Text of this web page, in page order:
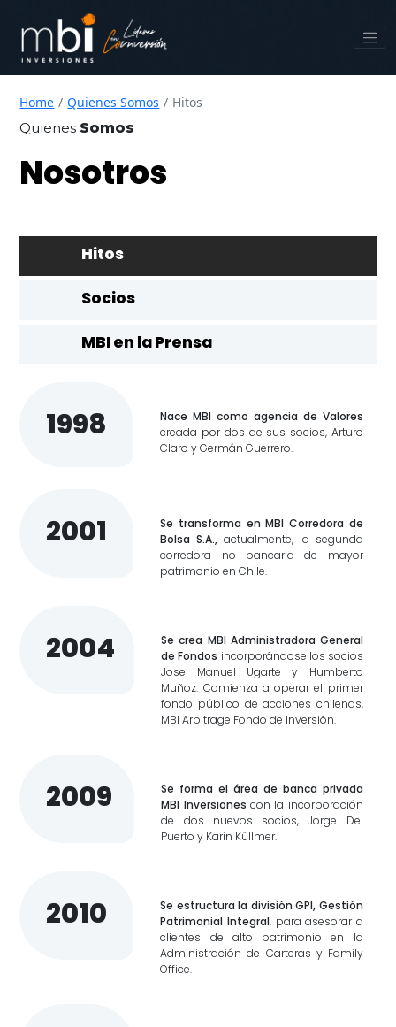
Home Quienes Somos
Hitos
Quienes Somos
Nosotros
Hitos
Socios
MBI en la Prensa
1998
Nace MBI como agencia de Valores
creada por dos de sus socios, Arturo
Claro y Germán Guerrero.
2001
Se transforma en MBI Corredora de
Bolsa S.A., actualmente, la segunda
corredora no bancaria de mayor
patrimonio en Chile.
2004
Se crea MBI Administradora General
de Fondos incorporándose los socios
Jose Manuel Ugarte y Humberto
Muñoz. Comienza a operar el primer
fondo público de acciones chilenas,
MBI Arbitrage Fondo de Inversión.
2009
Se forma el área de banca privada
MBI Inversiones con la incorporación
de dos nuevos socios, Jorge Del
Puerto y Karin Küllmer.
2010
Se estructura la división GPI, Gestión
Patrimonial Integral, para asesorar a
clientes de alto patrimonio en la
Administración de Carteras y Family
Office.